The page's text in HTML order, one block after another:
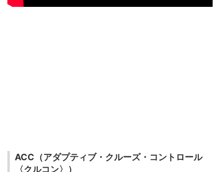
ACC（アダプティブ・クルーズ・コントロール
〈クルコン〉）